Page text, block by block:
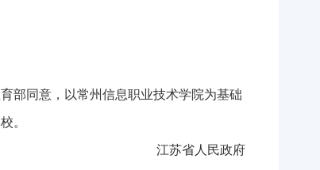
部同意，以常州信息职业技术学院为基础
。
江苏省人民政府